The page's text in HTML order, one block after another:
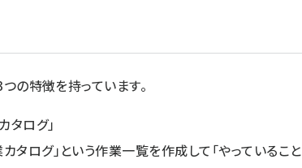
の特徴を持っています。
ログ」
ログ」という作業一覧を作成して「やっていること